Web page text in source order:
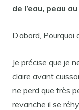
de l’eau, peau
D’abord,
Je précise que je
claire avant
ne perd que très
revanche il se